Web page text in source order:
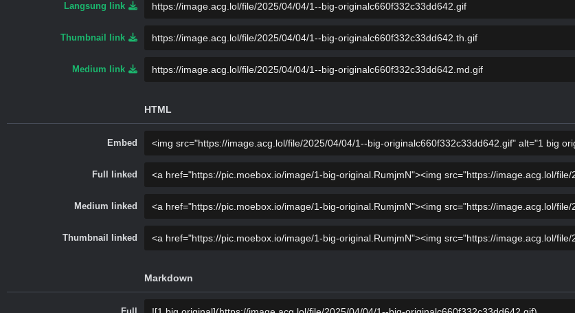
Langsung link
Thumbnail link
Medium link
HTML
Embed
Full linked
Medium linked
Thumbnail linked
Markdown